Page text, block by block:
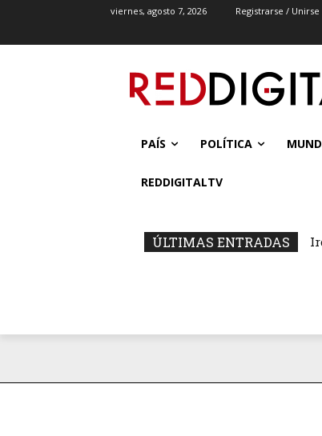
viernes, agosto 7, 2026 Registrarse / Unirse
PAÍS POLÍTICA
REDDIGITALTV
ÚLTIMAS ENTRADAS